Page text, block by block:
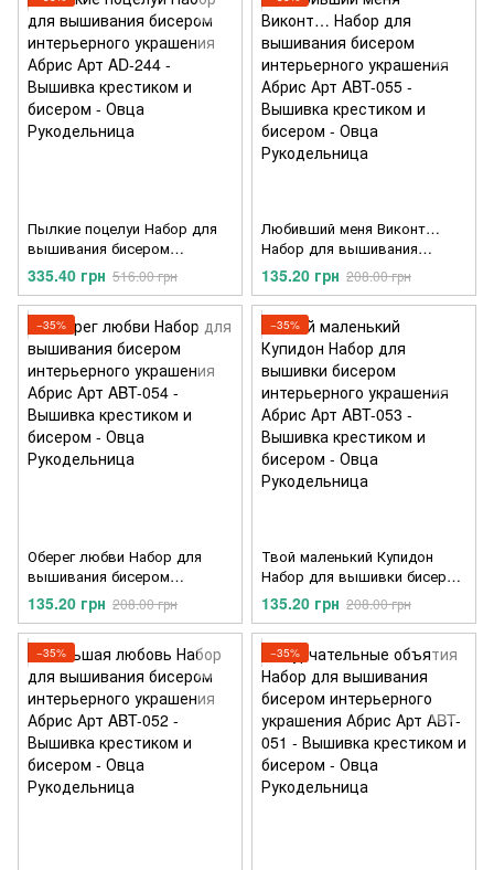
Пылкие поцелуи Набор для
вышивания бисером
интерьерного украшения
Абрис Арт AD-244
335.40 грн 516.00 грн
Любивший меня Виконт…
Набор для вышивания
бисером интерьерного
украшения Абрис Арт ABT-
055
135.20 грн 208.00 грн
−35%
Оберег любви Набор для
вышивания бисером
интерьерного украшения
Абрис Арт ABT-054
135.20 грн 208.00 грн
−35%
Твой маленький Купидон
Набор для вышивки бисером
интерьерного украшения
Абрис Арт ABT-053
135.20 грн 208.00 грн
−35% −35%